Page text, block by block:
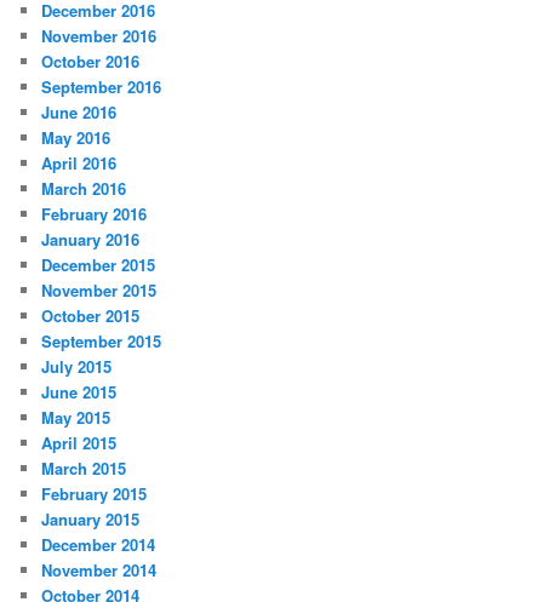
December 2016
November 2016
October 2016
September 2016
June 2016
May 2016
April 2016
March 2016
February 2016
January 2016
December 2015
November 2015
October 2015
September 2015
July 2015
June 2015
May 2015
April 2015
March 2015
February 2015
January 2015
December 2014
November 2014
October 2014